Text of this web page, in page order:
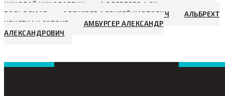
НИКОЛАЙ НИКОЛАЕВИЧ
АДЛЕРБЕРГ ФОН,
ВОЛЬДЕМАР
АЛЕКСЕЕВ АЛЕКСЕЙ КАРПОВИЧ
АЛЬБРЕХТ
ХРИСТИАН ГОТЛИБ
АМБУРГЕР АЛЕКСАНДР
АЛЕКСАНДРОВИЧ